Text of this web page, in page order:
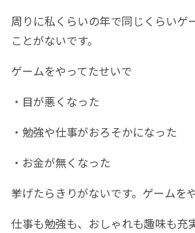
周りに私くらいの年で同じくらいゲ
ことがないです。
ゲームをやってたせいで
・目が悪くなった
・勉強や仕事がおろそかになった
・お金が無くなった
挙げたらきりがないです。ゲームを
仕事も勉強も、おしゃれも趣味も充